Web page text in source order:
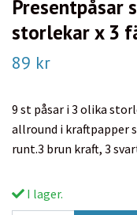
storlekar x 3
89 kr
9 st påsar i 3 olika
allround i kraftpapper
runt.3 brun kraft, 3
I lager.